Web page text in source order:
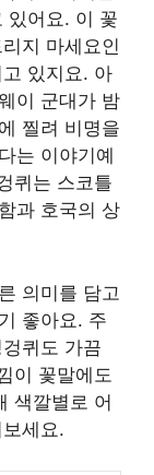
있어요. 이 꽃
지 마세요인
있지요. 아
이 군대가 밤
찔려 비명을
는 이야기예
퀴는 스코틀
과 호국의 상
의미를 담고
좋아요. 주
퀴도 가끔
이 꽃말에도
색깔별로 어
세요.